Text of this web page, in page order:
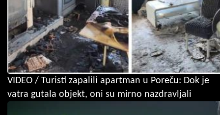
VIDEO / Turisti zapalili apartman u Poreču: Dok je
vatra gutala objekt, oni su mirno nazdravljali